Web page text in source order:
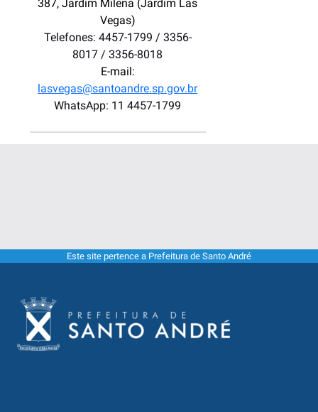
387, Jardim Milena (Jardim Las
Vegas)
Telefones: 4457-1799 / 3356-
8017 / 3356-8018
E-mail:
lasvegas@santoandre.sp.gov.br
WhatsApp: 11 4457-1799
Este site pertence a Prefeitura de Santo André